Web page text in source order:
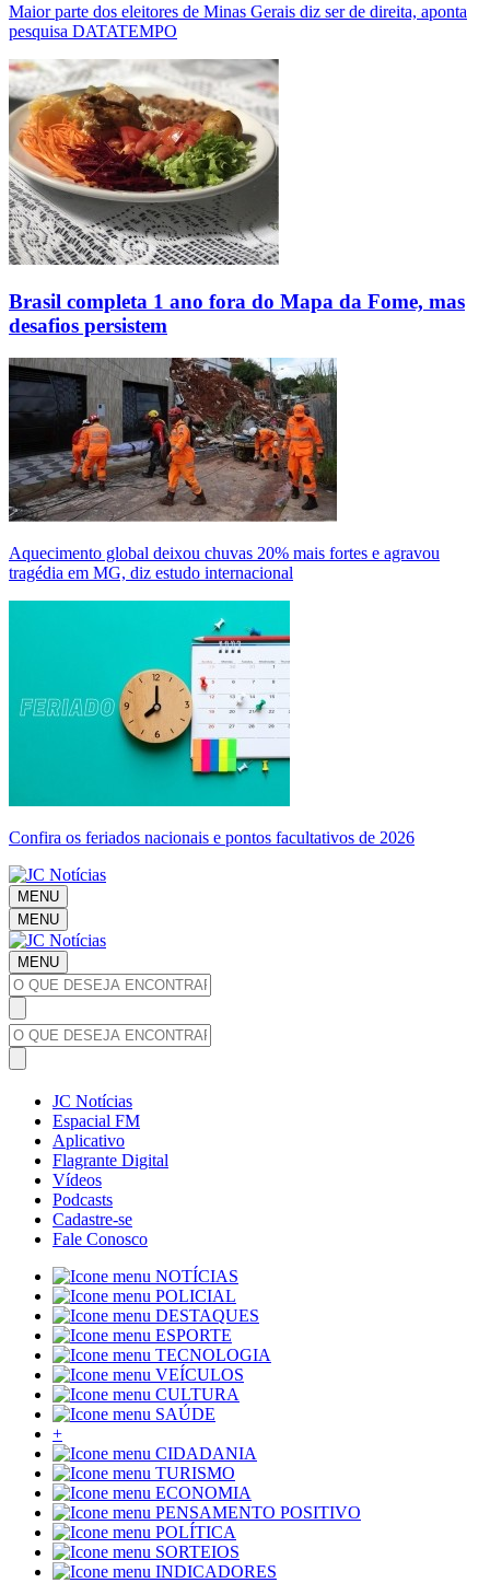
Maior parte dos eleitores de Minas Gerais diz ser de direita, aponta
pesquisa DATATEMPO
Brasil completa 1 ano fora do Mapa da Fome, mas
desafios persistem
Aquecimento global deixou chuvas 20% mais fortes e agravou
tragédia em MG, diz estudo internacional
Confira os feriados nacionais e pontos facultativos de 2026
MENU
MENU
MENU
JC Notícias
Espacial FM
Aplicativo
Flagrante Digital
Vídeos
Podcasts
Cadastre-se
Fale Conosco
NOTÍCIAS
POLICIAL
DESTAQUES
ESPORTE
TECNOLOGIA
VEÍCULOS
CULTURA
SAÚDE
+
CIDADANIA
TURISMO
ECONOMIA
PENSAMENTO POSITIVO
POLÍTICA
SORTEIOS
INDICADORES